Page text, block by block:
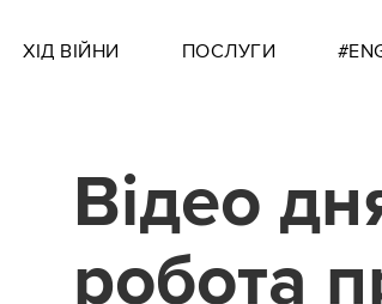
ХІД ВІЙНИ ПОСЛУГИ
Відео
робота